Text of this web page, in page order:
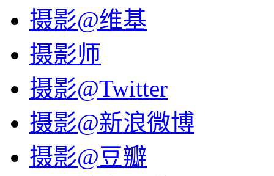
摄影@维基
摄影师
摄影@Twitter
摄影@新浪微博
摄影@豆瓣